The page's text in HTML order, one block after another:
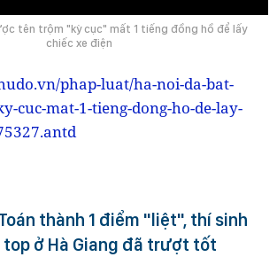
tên trộm "kỳ cục" mất 1 tiếng đồng hồ để lấy
chiếc xe điện
phap-luat/ha-noi-da-bat-
cuc-mat-1-tieng-dong-ho-de-lay-
thành 1 điểm "liệt", thí sinh
ở Hà Giang đã trượt tốt